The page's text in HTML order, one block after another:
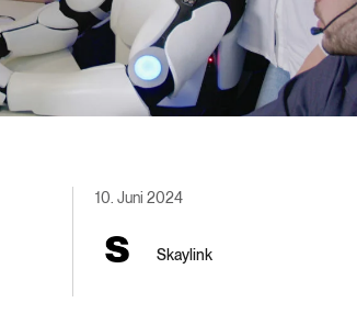
10. Juni 2024
Skaylink